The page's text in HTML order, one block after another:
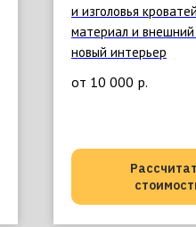
и изголовья
материал и
новый интерьер
от 10 000 р.